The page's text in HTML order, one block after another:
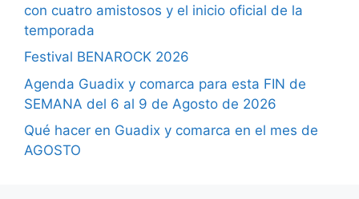
con cuatro amistosos y el inicio oficial de la
temporada
Festival BENAROCK 2026
Agenda Guadix y comarca para esta FIN de
SEMANA del 6 al 9 de Agosto de 2026
Qué hacer en Guadix y comarca en el mes de
AGOSTO